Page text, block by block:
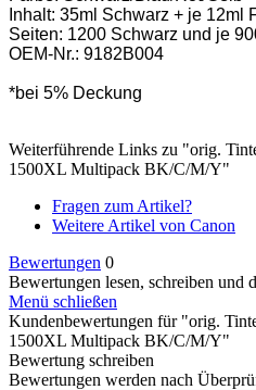
Inhalt: 35ml Schwarz + je 12ml
Seiten: 1200 Schwarz und je
OEM-Nr.: 9182B004
*bei 5% Deckung
Weiterführende Links zu "orig.
1500XL Multipack BK/C/M/Y"
Fragen zum Artikel?
Weitere Artikel von Canon
Bewertungen 0
Bewertungen lesen, schreiben und
Menü schließen
Kundenbewertungen für "orig.
1500XL Multipack BK/C/M/Y"
Bewertung schreiben
Bewertungen werden nach